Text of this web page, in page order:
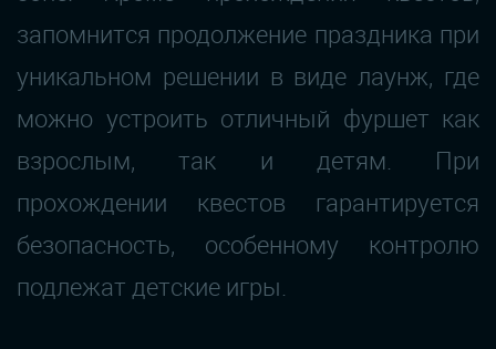
запомнится продолжение праздника при
уникальном решении в виде лаунж, где
можно устроить отличный фуршет как
взрослым, так и детям. При
прохождении квестов гарантируется
безопасность, особенному контролю
подлежат детские игры.